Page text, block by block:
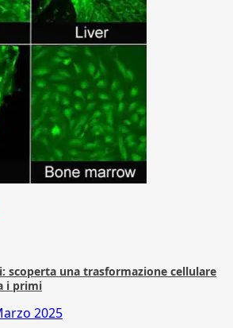
scoperta una trasformazione cellulare
i primi
2025